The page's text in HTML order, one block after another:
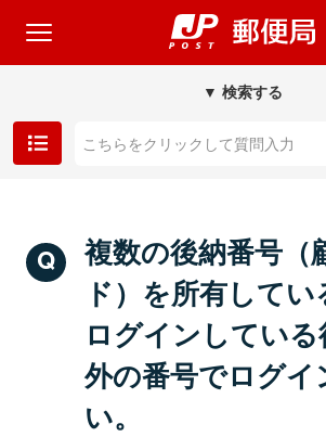
▼ 検索する
複数の後納番号（
ド）を所有して
ログインしてい
外の番号でログイ
い。